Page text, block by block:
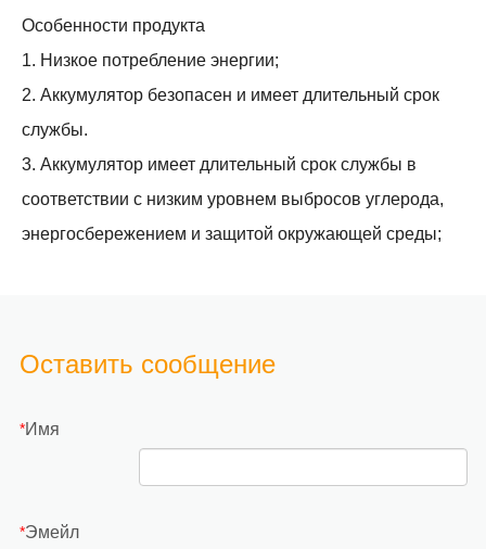
Особенности продукта
1. Низкое потребление энергии;
2. Аккумулятор безопасен и имеет длительный срок
службы.
3. Аккумулятор имеет длительный срок службы в
соответствии с низким уровнем выбросов углерода,
энергосбережением и защитой окружающей среды;
Оставить сообщение
*Имя
*Эмейл